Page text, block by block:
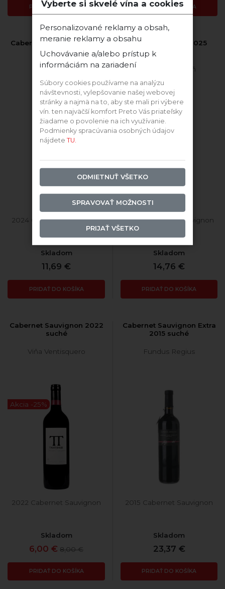
PRIDAŤ DO KOŠÍKA PRIDAŤ DO KOŠÍKA
Cabernet Sauvignon rosé
2024 suché
Berta
2024 Cabernet Sauvignon
Skladom
11,69 €
PRIDAŤ DO KOŠÍKA
Cabernet Blanc 2025
Chateau Rúbaň
2025 Cabernet Sauvignon
Skladom
14,76 €
PRIDAŤ DO KOŠÍKA
Cabernet Sauvignon 2022
suché
Viňa Ventisquero
Akcia -25%
2022 Cabernet Sauvignon
Skladom
6,00 € 8,00 €
PRIDAŤ DO KOŠÍKA
Cabernet Sauvignon Extra
2015 suché
Fundus Regius
2015 Cabernet Sauvignon
Skladom
23,37 €
PRIDAŤ DO KOŠÍKA
Vyberte si skvelé vína a cookies
Personalizované reklamy a obsah,
meranie reklamy a obsahu
Uchovávanie a/alebo prístup k
informáciám na zariadení
Súbory cookies používame na analýzu
návštevnosti, vylepšovanie našej webovej
stránky a najmä na to, aby ste mali pri výbere
vín. ten najväčší komfort Preto Vás priateľsky
žiadame o povolenie na ich využívanie.
Podmienky spracúvania osobných údajov
nájdeteTU.
ODMIETNUŤ VŠETKO
SPRAVOVAŤ MOŽNOSTI
PRIJAŤ VŠETKO